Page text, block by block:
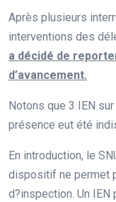
Après plusieurs
interventions des
a décidé de
d’avancement.
Notons que 3 IEN
présence eut été
En introduction, le
dispositif ne permet
d?inspection. Un IEN